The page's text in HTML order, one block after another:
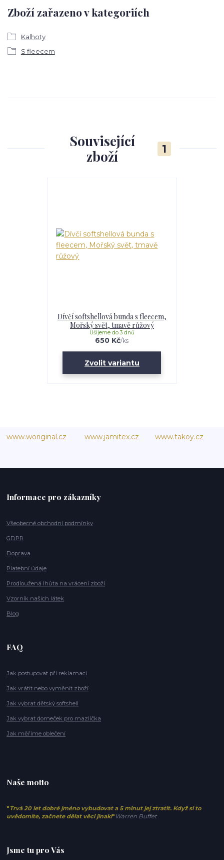
Zboží zařazeno v kategoriích
Kalhoty
S fleecem
Související
zboží
1
Dívčí softshellová bunda s fleecem,
Mořský svět, tmavě růžový
650 Kč/ks
Ušijeme do 3 dnů
Zvolit variantu
www.woriginal.cz www.jamitex.cz www.takoy.cz
Informace pro zákazníky
Všeobecné obchodní podmínky
GDPR
Doprava
Platební údaje
Prodloužená lhůta na vrácení zboží
Vzorník našich látek
Blog
FAQ
Jak postupovat při reklamaci
Jak vrátit nebo vyměnit zboží
Jak vybrat dětský softshell
Jak vybrat domeček pro mazlíčka
Jak měříme oblečení
Naše motto
" Trvá 20 let dobré jméno vybudovat a 5 minut jej ztratit. Když si to
uvědomíte, začnete dělat věci jinak!" Warren Buffet
Jsme tu pro Vás